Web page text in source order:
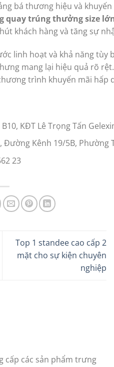
bá thương hiệu và
quay trúng thưởng size
khách hàng và tăng sự
linh hoạt và khả năng
mang lại hiệu quả rõ
trình khuyến mãi hấp
B10, KĐT Lê Trọng Tấn
Đường Kênh 19/5B, Phường
23
Top 1 standee cao cấp 2
mặt cho sự kiện chuyên
nghiệp
cấp các sản phẩm trưng